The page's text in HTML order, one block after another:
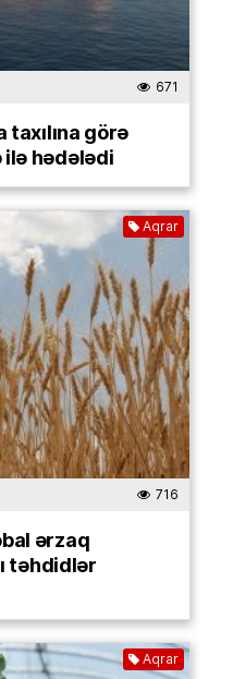
671
görə
hədələdi
Aqrar
716
ərzaq
təhdidlər
Aqrar